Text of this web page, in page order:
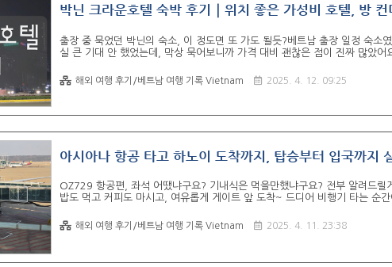
박닌 크라운호텔 숙박 후기｜위치 좋은 가성비 호텔, 방
출장 중 묵었던 박닌의 숙소, 이 정도면 또 가도 될듯?베트남 출장 일정 숙소
실 큰 기대 안 했었는데, 막상 묵어보니까 가격 대비 괜찮은 점이 진짜 많았어
그 자체였죠ㅎㅎ방 컨디션도 깔끔했고, 침구도 푹신했구요~ 아침 조식도 제육
거트까지 한국인 입맛에도 무난했어요!이번 포스팅에서는 박닌 크라운호텔
료 세탁, 조식 구성,그리고 위치적인 장점까지 솔직하게 써봅니다~1. 로비 분
해외 여행 후기/베트남 여행 기록 Vietnam 2025. 4. 12. 09:25
아시아나 항공 타고 하노이 도착까지, 탑승부터 입국까지
OZ729 항공편, 좌석 어땠냐구요? 기내식은 먹을만했냐구요? 전부 알려드릴
밥도 먹고 커피도 마시고, 여유롭게 게이트 앞 도착~ 드디어 비행기 타는 순
반이었는데 직접 타보니 생각보다 좌석 괜찮았고 기내식도 나름 정성스럽게
서는 비행기 내부, 좌석 공간, 콘센트 위치, 기내식 구성, 모니터 콘텐츠, 착륙
하노이 도착 후 입국 루트까지 전부 기록해봅니다~공항 빠져나오기까지 걸
까지 정리해볼게요! 1. 탑승 직전, 비행기 실물 먼저 한 컷! 게이트 앞에서 대
해외 여행 후기/베트남 여행 기록 Vietnam 2025. 4. 11. 23:38